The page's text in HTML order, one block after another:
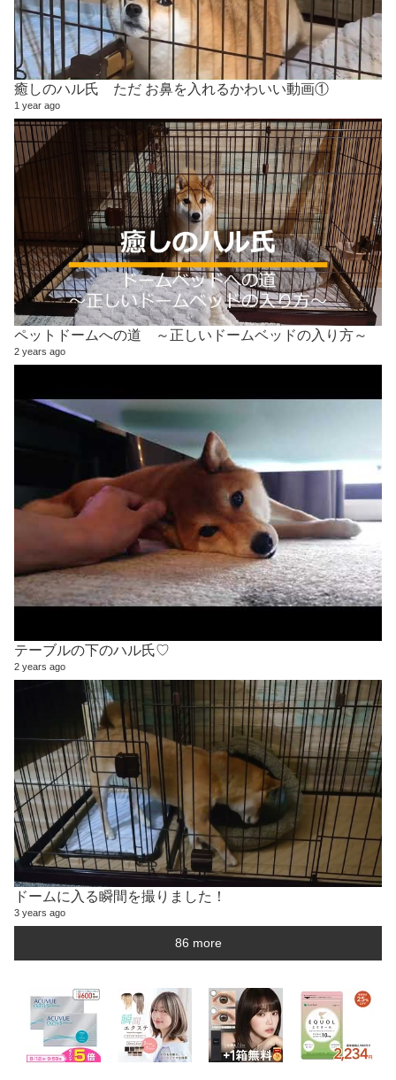
癒しのハル氏 ただ お鼻を入れるかわいい動画①
1 year ago
ペットドームへの道 ～正しいドームベッドの入り方～
2 years ago
テーブルの下のハル氏♡
2 years ago
ドームに入る瞬間を撮りました！
3 years ago
86 more